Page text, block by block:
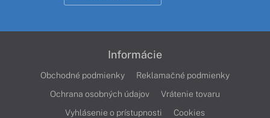
Informácie
Obchodné podmienky
Reklamačné podmienky
Ochrana osobných údajov
Vrátenie tovaru
Vyhlásenie o prístupnosti
Cookies